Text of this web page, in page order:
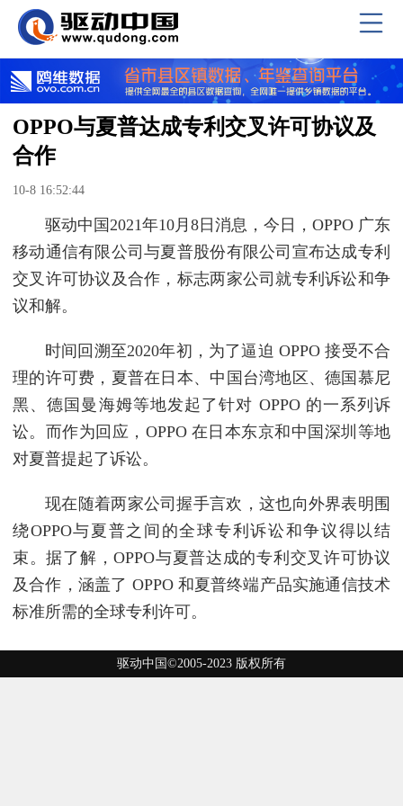
OPPO与夏普达成专利交叉许可协议及
合作
10-8 16:52:44
驱动中国2021年10月8日消息，今日，OPPO 广东
移动通信有限公司与夏普股份有限公司宣布达成专利
交叉许可协议及合作，标志两家公司就专利诉讼和争
议和解。
时间回溯至2020年初，为了逼迫 OPPO 接受不合
理的许可费，夏普在日本、中国台湾地区、德国慕尼
黑、德国曼海姆等地发起了针对 OPPO 的一系列诉
讼。而作为回应，OPPO 在日本东京和中国深圳等地
对夏普提起了诉讼。
现在随着两家公司握手言欢，这也向外界表明围
绕OPPO与夏普之间的全球专利诉讼和争议得以结
束。据了解，OPPO与夏普达成的专利交叉许可协议
及合作，涵盖了 OPPO 和夏普终端产品实施通信技术
标准所需的全球专利许可。
驱动中国©2005-2023 版权所有